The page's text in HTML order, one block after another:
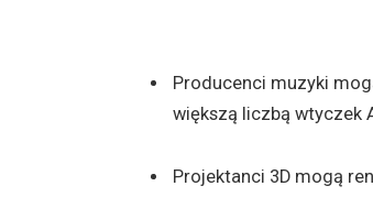
Producenci muzyki
większą liczbą wtyczek
Projektanci 3D mogą